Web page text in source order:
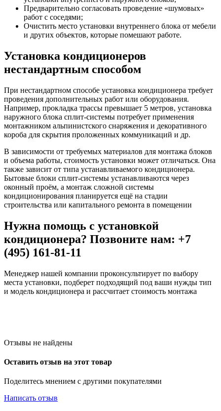
Предварительно согласовать проведение «шумовых»
работ с соседями;
Очистить место установки внутреннего блока от мебели
и других объектов, которые помешают работе.
Установка кондиционеров
нестандартным способом
При нестандартном способе установка кондиционера требует
проведения дополнительных работ или оборудования.
Например, прокладка трассы превышает 5 метров, установка
наружного блока сплит-системы потребует применения
монтажником альпинистского снаряжения и декоративного
короба для скрытия проложенных коммуникаций и др.
В зависимости от требуемых материалов для монтажа блоков
и объема работы, стоимость установки может отличаться. Она
также зависит от типа устанавливаемого кондиционера.
Бытовые блоки сплит-системы устанавливаются через
оконный проём, а монтаж сложной системы
кондиционирования планируется ещё на стадии
строительства или капитального ремонта в помещении
Нужна помощь с установкой
кондиционера? Позвоните нам: +7
(495) 161-81-11
Менеджер нашей компании проконсультирует по выбору
места установки, подберет подходящий под ваши нужды тип
и модель кондиционера и рассчитает стоимость монтажа
Отзывы не найдены
Оставить отзыв на этот товар
Поделитесь мнением с другими покупателями
Написать отзыв